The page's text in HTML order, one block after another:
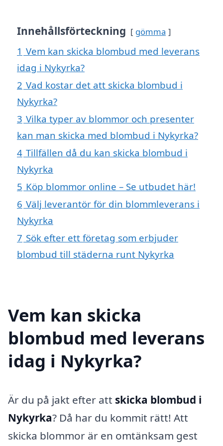
Innehållsförteckning gömma
1 Vem kan skicka blombud med leverans
idag i Nykyrka?
2 Vad kostar det att skicka blombud i
Nykyrka?
3 Vilka typer av blommor och presenter
kan man skicka med blombud i Nykyrka?
4 Tillfällen då du kan skicka blombud i
Nykyrka
5 Köp blommor online – Se utbudet här!
6 Välj leverantör för din blommleverans i
Nykyrka
7 Sök efter ett företag som erbjuder
blombud till städerna runt Nykyrka
Vem kan skicka
blombud med leverans
idag i Nykyrka?
Är du på jakt efter att skicka blombud i
Nykyrka? Då har du kommit rätt! Att
skicka blommor är en omtänksam gest